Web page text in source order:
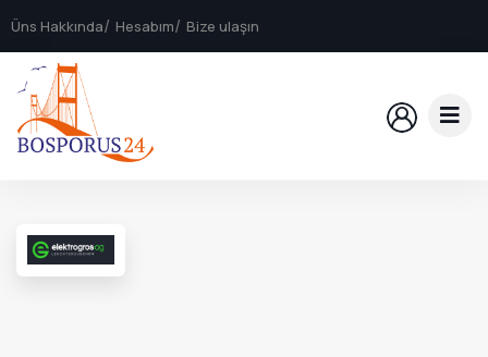
Üns Hakkında Hesabım Bize ulaşın